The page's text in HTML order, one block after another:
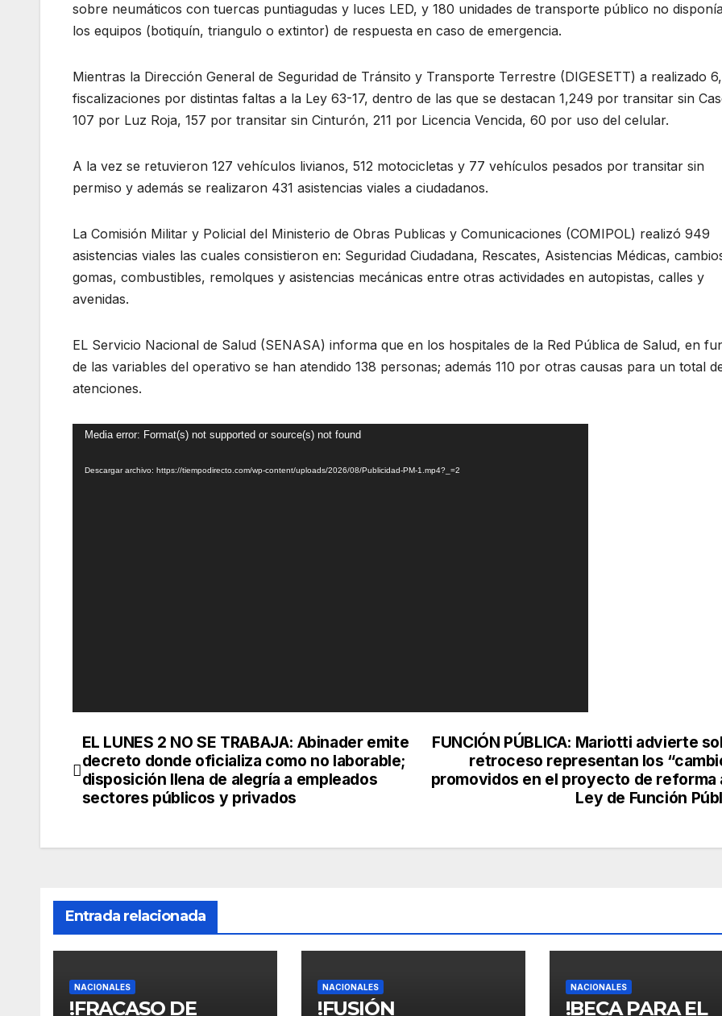
sobre neumáticos con tuercas puntiagudas y luces LED, y 180 unidades de transporte público no
los equipos (botiquín, triangulo o extintor) de respuesta en caso de emergencia.
Mientras la Dirección General de Seguridad de Tránsito y Transporte Terrestre (DIGESETT) a realizado
fiscalizaciones por distintas faltas a la Ley 63-17, dentro de las que se destacan 1,249 por transitar sin
107 por Luz Roja, 157 por transitar sin Cinturón, 211 por Licencia Vencida, 60 por uso del celular.
A la vez se retuvieron 127 vehículos livianos, 512 motocicletas y 77 vehículos pesados por transitar sin
permiso y además se realizaron 431 asistencias viales a ciudadanos.
La Comisión Militar y Policial del Ministerio de Obras Publicas y Comunicaciones (COMIPOL) realizó 949
asistencias viales las cuales consistieron en: Seguridad Ciudadana, Rescates, Asistencias Médicas,
gomas, combustibles, remolques y asistencias mecánicas entre otras actividades en autopistas, calles y
avenidas.
EL Servicio Nacional de Salud (SENASA) informa que en los hospitales de la Red Pública de Salud, en
de las variables del operativo se han atendido 138 personas; además 110 por otras causas para un total
atenciones.
Reproductor
vídeo
Media error: Format(s) not supported or source(s) not found
Descargar archivo: https://tiempodirecto.com/wp-content/uploads/2026/08/Publicidad-PM-1.mp4?_=2
Navegación
de
entradas
FUNCIÓN PÚBLICA: Mariotti advierte
retroceso representan los
promovidos en el proyecto de reforma
Ley de Función
EL LUNES 2 NO SE TRABAJA: Abinader emite
decreto donde oficializa como no laborable;
disposición llena de alegría a empleados
sectores públicos y privados
Entrada relacionada
NACIONALES
!FRACASO DE
NACIONALES
!FUSIÓN
NACIONALES
!BECA PARA EL